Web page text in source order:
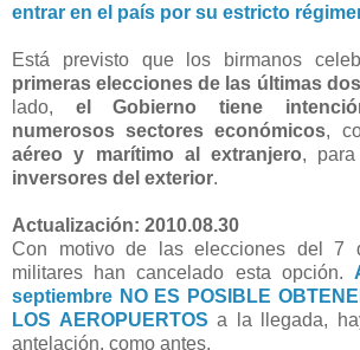
entrar en el país por su estricto
Está previsto que los birmanos
primeras elecciones de las últimas
lado, el Gobierno tiene
numerosos sectores económicos,
aéreo y marítimo al extranjero, para
inversores del exterior.
Actualización: 2010.08.30
Con motivo de las elecciones del 7
militares han cancelado esta opción.
septiembre NO ES POSIBLE
LOS AEROPUERTOS a la llegada,
antelación, como antes.